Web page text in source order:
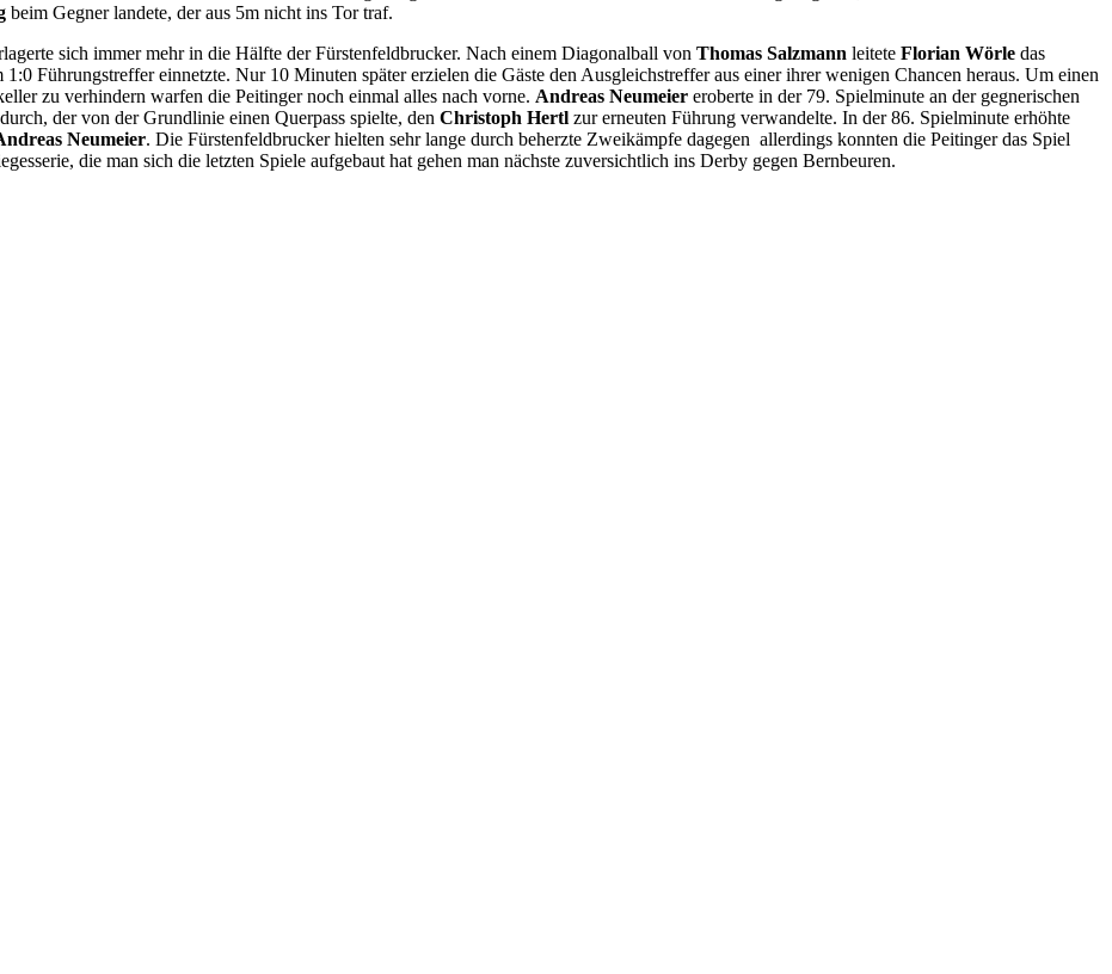
beim Gegner landete, der aus 5m nicht ins Tor traf.
sich immer mehr in die Hälfte der Fürstenfeldbrucker. Nach einem Diagonalball von Thomas Salzmann leitete Florian Wörle das
1:0 Führungstreffer einnetzte. Nur 10 Minuten später erzielen die Gäste den Ausgleichstreffer aus einer ihrer wenigen Chancen heraus. Um einen
zu verhindern warfen die Peitinger noch einmal alles nach vorne. Andreas Neumeier eroberte in der 79. Spielminute an der gegnerischen
durch, der von der Grundlinie einen Querpass spielte, den Christoph Hertl zur erneuten Führung verwandelte. In der 86. Spielminute erhöhte
Neumeier. Die Fürstenfeldbrucker hielten sehr lange durch beherzte Zweikämpfe dagegen allerdings konnten die Peitinger das Spiel
die man sich die letzten Spiele aufgebaut hat gehen man nächste zuversichtlich ins Derby gegen Bernbeuren.